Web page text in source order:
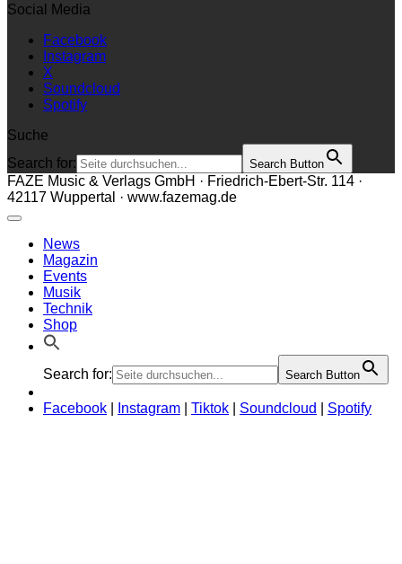
Social Media
Facebook
Instagram
X
Soundcloud
Spotify
Suche
Search for:
Search Button
FAZE Music & Verlags GmbH · Friedrich-Ebert-Str. 114 ·
42117 Wuppertal · www.fazemag.de
News
Magazin
Events
Musik
Technik
Shop
Search for: Search Button
Facebook Instagram Tiktok Soundcloud Spotify